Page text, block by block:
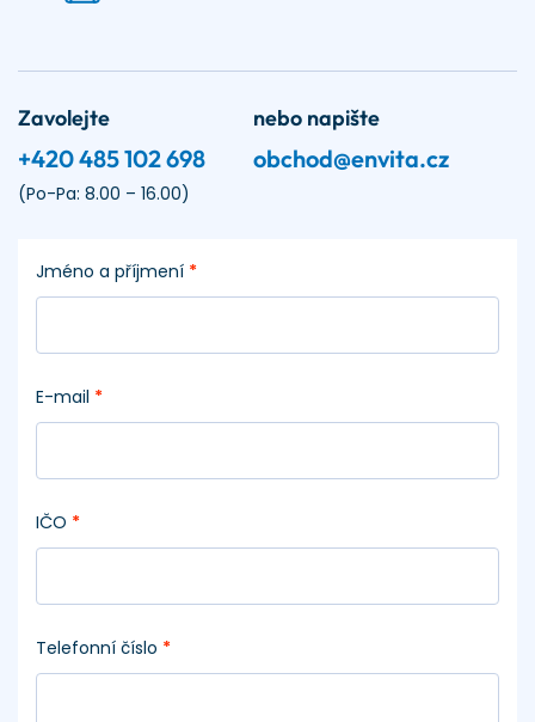
Zavolejte
+420 485 102 698
(Po-Pa: 8.00 – 16.00)
nebo napište
obchod@envita.cz
Jméno a příjmení *
E-mail *
IČO *
Telefonní číslo *